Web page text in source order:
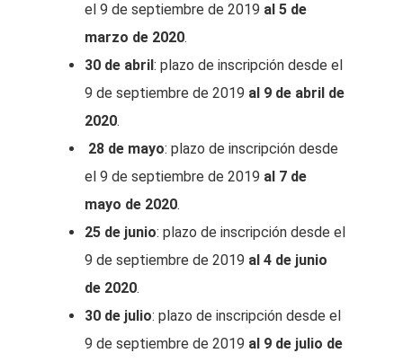
el 9 de septiembre de 2019 al 5 de
marzo de 2020.
30 de abril: plazo de inscripción desde el
9 de septiembre de 2019 al 9 de abril de
2020.
28 de mayo: plazo de inscripción desde
el 9 de septiembre de 2019 al 7 de
mayo de 2020.
25 de junio: plazo de inscripción desde el
9 de septiembre de 2019 al 4 de junio
de 2020.
30 de julio: plazo de inscripción desde el
9 de septiembre de 2019 al 9 de julio de